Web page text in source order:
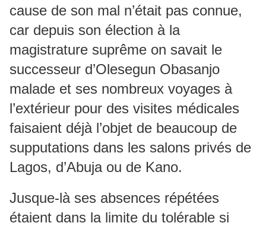
cause de son mal n’était pas connue,
car depuis son élection à la
magistrature suprême on savait le
successeur d’Olesegun Obasanjo
malade et ses nombreux voyages à
l’extérieur pour des visites médicales
faisaient déjà l’objet de beaucoup de
supputations dans les salons privés de
Lagos, d’Abuja ou de Kano.
Jusque-là ses absences répétées
étaient dans la limite du tolérable si